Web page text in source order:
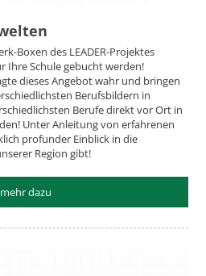
Boxen des LEADER-Projektes
Ihre Schule gebucht werden!
dieses Angebot wahr und bringen
Berufsbildern in
Berufe direkt vor Ort in
Unter Anleitung von erfahrenen
profunder Einblick in die
Region gibt!
mehr dazu